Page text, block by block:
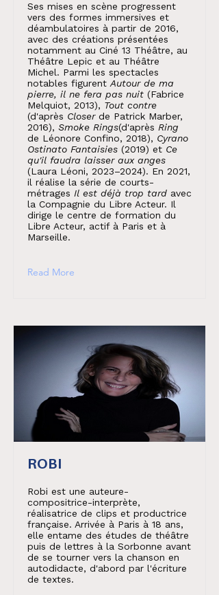
Ses mises en scène progressent
vers des formes immersives et
déambulatoires à partir de 2016,
avec des créations présentées
notamment au Ciné 13 Théâtre, au
Théâtre Lepic et au Théâtre
Michel. Parmi les spectacles
notables figurent Autour de ma
pierre, il ne fera pas nuit (Fabrice
Melquiot, 2013), Tout contre
(d'après Closerde Patrick Marber,
2016), Smoke Rings(d'après Ring
de Léonore Confino, 2018), Cyrano
Ostinato Fantaisies (2019) et Ce
qu'il faudra laisser aux anges
(Laura Léoni, 2023–2024). En 2021,
il réalise la série de courts-
métrages Il est déjà trop tard avec
la Compagnie du Libre Acteur. Il
dirige le centre de formation du
Libre Acteur, actif à Paris et à
Marseille.
Read More
ROBI
Robi est une auteure-
compositrice-interprète,
réalisatrice de clips et productrice
française. Arrivée à Paris à 18 ans,
elle entame des études de théâtre
puis de lettres à la Sorbonne avant
de se tourner vers la chanson en
autodidacte, d'abord par l'écriture
de textes.